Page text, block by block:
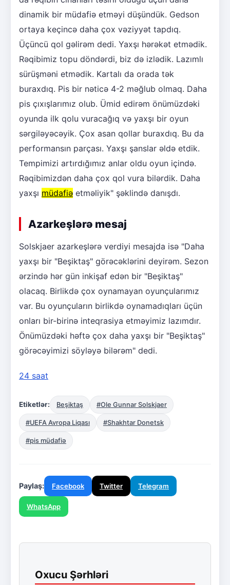
dinamik bir müdafiə etməyi düşündük. Gedson
ortaya keçincə daha çox vəziyyət tapdıq.
Üçüncü qol gəlirəm dedi. Yaxşı hərəkət etmədik.
Rəqibimiz topu döndərdi, biz də izlədik. Lazımlı
sürüşməni etmədik. Kartalı da orada tək
buraxdıq. Pis bir nəticə 4-2 məğlub olmaq. Daha
pis çıxışlarımız olub. Ümid edirəm önümüzdəki
oyunda ilk qolu vuracağıq və yaxşı bir oyun
sərgiləyəcəyik. Çox asan qollar buraxdıq. Bu da
performansın parçası. Yaxşı şanslar əldə etdik.
Tempimizi artırdığımız anlar oldu oyun içində.
Rəqibimizdən daha çox qol vura bilərdik. Daha
yaxşı müdafiə etməliyik" şəklində danışdı.
Azarkeşlərə mesaj
Solskjaer azarkeşlərə verdiyi mesajda isə "Daha
yaxşı bir "Beşiktaş" görəcəklərini deyirəm. Sezon
ərzində hər gün inkişaf edən bir "Beşiktaş"
olacaq. Birlikdə çox oynamayan oyunçularımız
var. Bu oyunçuların birlikdə oynamadıqları üçün
onları bir-birinə inteqrasiya etməyimiz lazımdır.
Önümüzdəki həftə çox daha yaxşı bir "Beşiktaş"
görəcəyimizi söyləyə bilərəm" dedi.
24 saat
Etiketlər: Beşiktaş #Ole Gunnar Solskjaer
#UEFA Avropa Liqası #Shakhtar Donetsk
#pis müdafiə
Paylaş: Facebook Twitter Telegram
WhatsApp
Oxucu Şərhləri